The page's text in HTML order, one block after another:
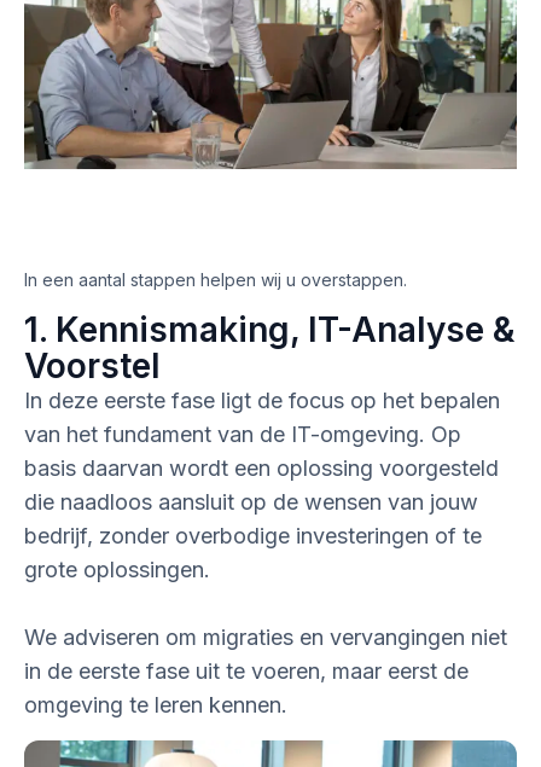
In een aantal stappen helpen wij u overstappen.
1. Kennismaking, IT-Analyse &
Voorstel
In deze eerste fase ligt de focus op het bepalen
van het fundament van de IT-omgeving. Op
basis daarvan wordt een oplossing voorgesteld
die naadloos aansluit op de wensen van jouw
bedrijf, zonder overbodige investeringen of te
grote oplossingen.
We adviseren om migraties en vervangingen niet
in de eerste fase uit te voeren, maar eerst de
omgeving te leren kennen.